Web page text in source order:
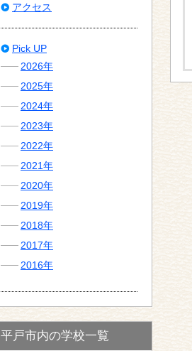
アクセス
Pick UP
2026年
2025年
2024年
2023年
2022年
2021年
2020年
2019年
2018年
2017年
2016年
平戸市内の学校一覧